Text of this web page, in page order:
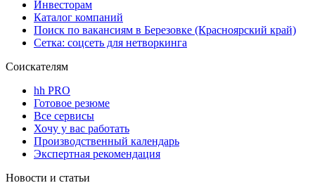
Инвесторам
Каталог компаний
Поиск по вакансиям в Березовке (Красноярский край)
Сетка: соцсеть для нетворкинга
Соискателям
hh PRO
Готовое резюме
Все сервисы
Хочу у вас работать
Производственный календарь
Экспертная рекомендация
Новости и статьи